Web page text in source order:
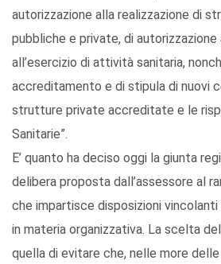
autorizzazione alla realizzazione di
pubbliche e private, di autorizzazione
all’esercizio di attività sanitaria,
accreditamento e di stipula di nuovi
strutture private accreditate e le
Sanitarie”.
E’ quanto ha deciso oggi la giunta
delibera proposta dall’assessore al
che impartisce disposizioni vincolanti
in materia organizzativa. La scelta
quella di evitare che, nelle more delle